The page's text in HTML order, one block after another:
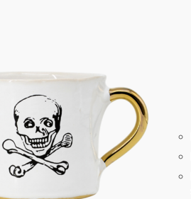
Panthéon
Souvenir
Berlin